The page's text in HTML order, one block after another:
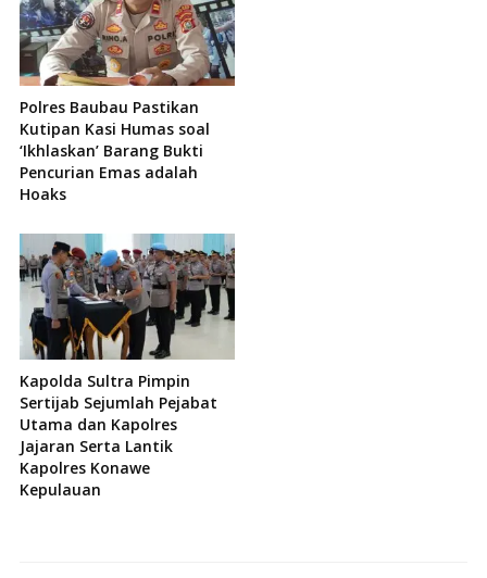
Polres Baubau Pastikan
Kutipan Kasi Humas soal
‘Ikhlaskan’ Barang Bukti
Pencurian Emas adalah
Hoaks
Kapolda Sultra Pimpin
Sertijab Sejumlah Pejabat
Utama dan Kapolres
Jajaran Serta Lantik
Kapolres Konawe
Kepulauan